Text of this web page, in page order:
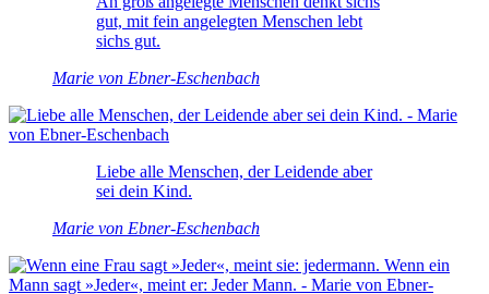
gut, mit fein angelegten Menschen lebt
sichs gut.
Marie von Ebner-Eschenbach
Liebe alle Menschen, der Leidende aber
sei dein Kind.
Marie von Ebner-Eschenbach